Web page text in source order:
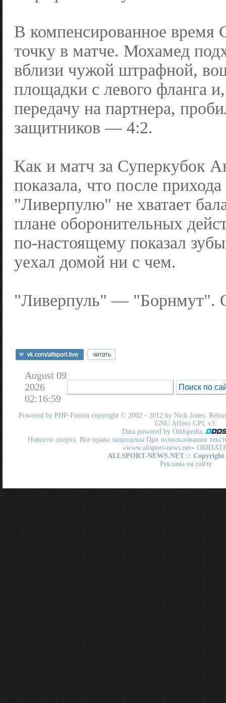
В компенсированное время
точку в матче. Мохамед
вблизи чужой штрафной,
площадки с левого фланга
передачу на партнера,
защитников — 4:2.
Как и матч за Суперкубок
показала, что после
"Ливерпулю" не хватает
плане оборонительных
по-настоящему показал
уехал домой ни с чем.
"Ливерпуль" — "Борнмут".
August 09
2026
02:16:59
Powered by PHP-Fusion copyright © 2002 - 2012 by Nick Jones.
GNU Affero GPL v3.
Data powered by Oddspedia
Новости спорта. Все права защищены При использовании
«www.allsport-news.net»
ALLSPORT-NEWS.NET :: Copyright
Реклама на сайте